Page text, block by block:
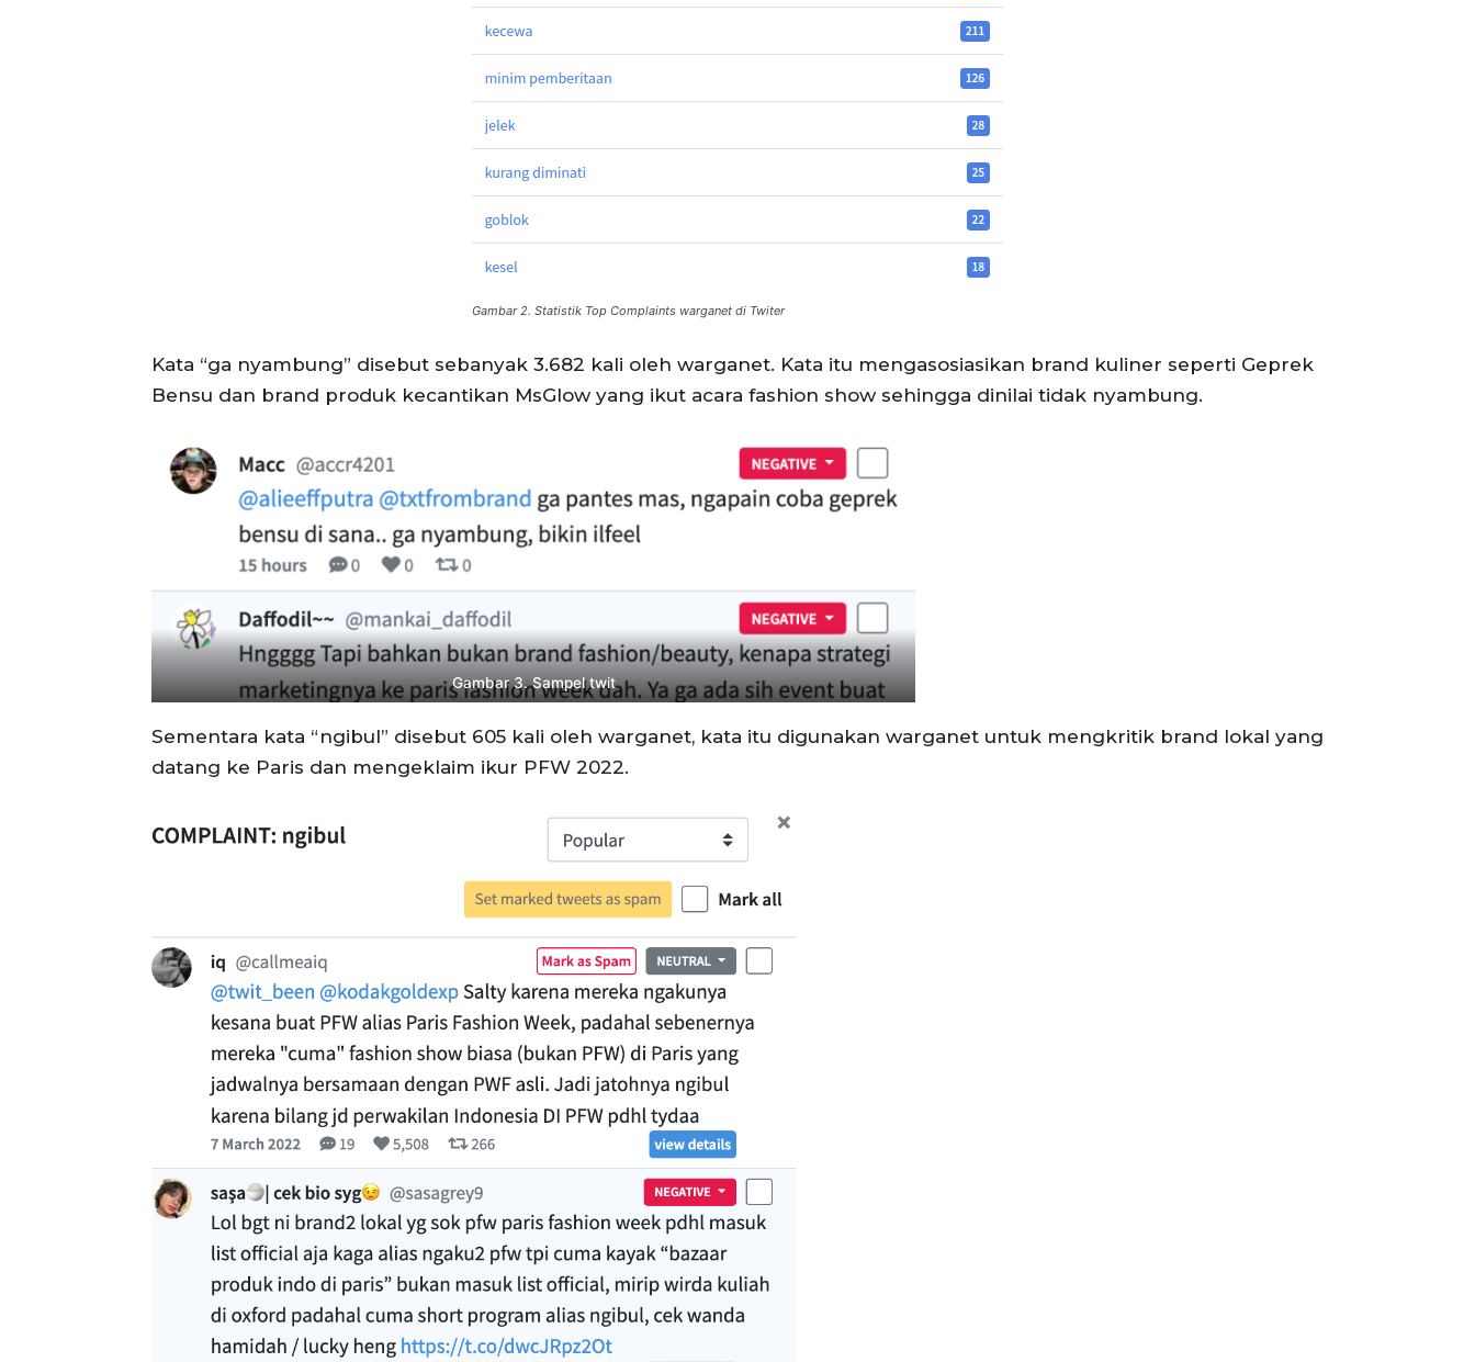
Gambar 2. Statistik Top Complaints warganet di Twiter
Kata “ga nyambung” disebut sebanyak 3.682 kali oleh warganet. Kata itu mengasosiasikan brand kuliner seperti Geprek
Bensu dan brand produk kecantikan MsGlow yang ikut acara fashion show sehingga dinilai tidak nyambung.
Gambar 3. Sampel twit
Sementara kata “ngibul” disebut 605 kali oleh warganet, kata itu digunakan warganet untuk mengkritik brand lokal yang
datang ke Paris dan mengeklaim ikur PFW 2022.